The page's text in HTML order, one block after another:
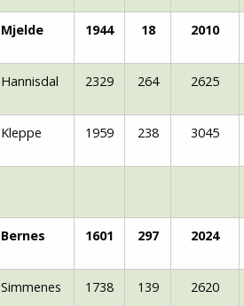
Mjelde 1944 18 2010
Hannisdal 2329 264 2625
Kleppe 1959 238 3045
Bernes 1601 297 2024
Simmenes 1738 139 2620